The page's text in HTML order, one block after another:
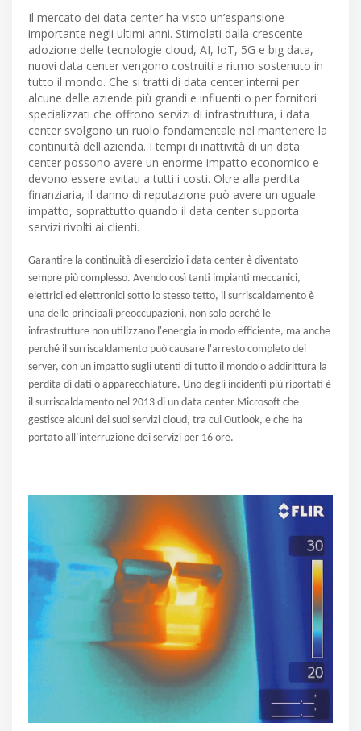
Il mercato dei data center ha visto un’espansione
importante negli ultimi anni. Stimolati dalla crescente
adozione delle tecnologie cloud, AI, IoT, 5G e big data,
nuovi data center vengono costruiti a ritmo sostenuto in
tutto il mondo. Che si tratti di data center interni per
alcune delle aziende più grandi e influenti o per fornitori
specializzati che offrono servizi di infrastruttura, i data
center svolgono un ruolo fondamentale nel mantenere la
continuità dell'azienda. I tempi di inattività di un data
center possono avere un enorme impatto economico e
devono essere evitati a tutti i costi. Oltre alla perdita
finanziaria, il danno di reputazione può avere un uguale
impatto, soprattutto quando il data center supporta
servizi rivolti ai clienti.
Garantire la continuità di esercizio i data center è diventato
sempre più complesso. Avendo così tanti impianti meccanici,
elettrici ed elettronici sotto lo stesso tetto, il surriscaldamento è
una delle principali preoccupazioni, non solo perché le
infrastrutture non utilizzano l'energia in modo efficiente, ma anche
perché il surriscaldamento può causare l'arresto completo dei
server, con un impatto sugli utenti di tutto il mondo o addirittura la
perdita di dati o apparecchiature. Uno degli incidenti più riportati è
il surriscaldamento nel 2013 di un data center Microsoft che
gestisce alcuni dei suoi servizi cloud, tra cui Outlook, e che ha
portato all’interruzione dei servizi per 16 ore.